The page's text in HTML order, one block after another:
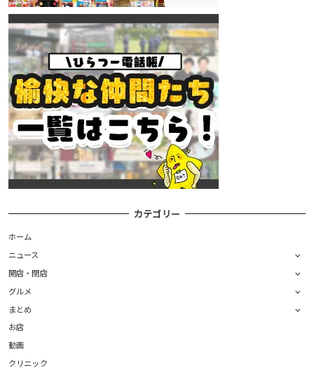
カテゴリー
ホーム
ニュース
開店・閉店
グルメ
まとめ
お店
動画
クリニック